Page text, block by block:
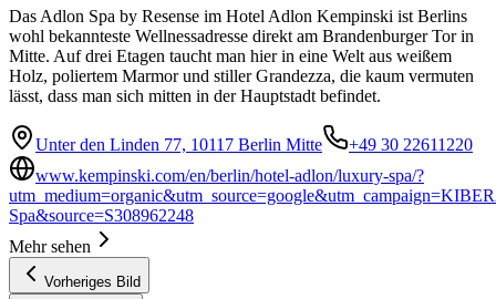
Das Adlon Spa by Resense im Hotel Adlon Kempinski ist Berlins
wohl bekannteste Wellnessadresse direkt am Brandenburger Tor in
Mitte. Auf drei Etagen taucht man hier in eine Welt aus weißem
Holz, poliertem Marmor und stiller Grandezza, die kaum vermuten
lässt, dass man sich mitten in der Hauptstadt befindet.
Unter den Linden 77, 10117 Berlin Mitte
+49 30 22611220
www.kempinski.com/en/berlin/hotel-adlon/luxury-spa/?
Spa&source=S308962248
Mehr sehen
Vorheriges Bild